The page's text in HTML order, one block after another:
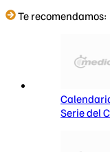
Te recomendamos:
Serie del